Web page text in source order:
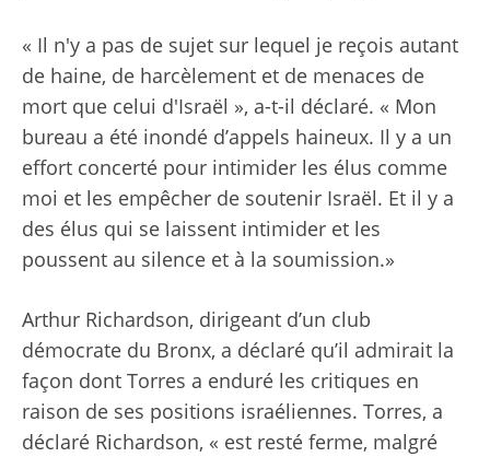
« Il n'y a pas de sujet sur lequel je reçois autant
de haine, de harcèlement et de menaces de
mort que celui d'Israël », a-t-il déclaré. « Mon
bureau a été inondé d’appels haineux. Il y a un
effort concerté pour intimider les élus comme
moi et les empêcher de soutenir Israël. Et il y a
des élus qui se laissent intimider et les
poussent au silence et à la soumission.»
Arthur Richardson, dirigeant d’un club
démocrate du Bronx, a déclaré qu’il admirait la
façon dont Torres a enduré les critiques en
raison de ses positions israéliennes. Torres, a
déclaré Richardson, « est resté ferme, malgré